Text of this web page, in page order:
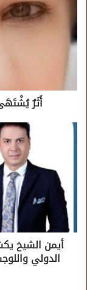
أَثَرٌ
أيمن الشيخ
الدولي